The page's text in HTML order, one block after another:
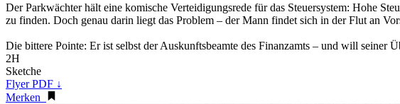
Der Parkwächter hält eine komische Verteidigungsrede für das Steuersystem: Hohe
zu finden. Doch genau darin liegt das Problem – der Mann findet sich in der Flut an
Die bittere Pointe: Er ist selbst der Auskunftsbeamte des Finanzamts – und will seiner
2H
Sketche
Flyer PDF ↓
Merken